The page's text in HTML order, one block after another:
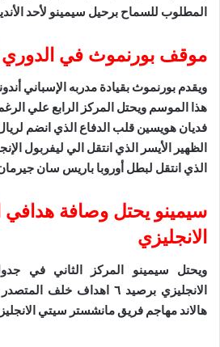
المطلوب للسماح برحيل سيمينو لأحد
موقف بورنموث في الدوري
ويقدم بورنموث بقيادة مدربه الإسباني
هذا الموسم ويحتل المركز الرابع علي
فديان هويسين قلب الدفاع الذي انضم
الظهير الأيسر الذي انتقل الي ليفربول
الذي انتقل لبطل أوروبا باريس سان
سيمينو يحتل وصافة هدافي
الانجليزي
ويحتل سيمينو المركز الثاني في
الانجليزي برصيد ٦ اهداف
هالاند مهاجم فريق مانشستر سيتي